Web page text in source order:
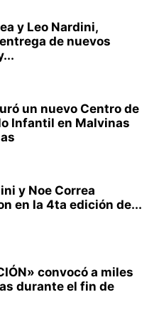
y Leo Nardini,
de nuevos
un nuevo Centro de
Infantil en Malvinas
y Noe Correa
en la 4ta edición de...
convocó a miles
durante el fin de